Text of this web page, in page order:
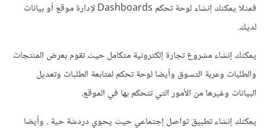
فمثلا يمكنك إنشاء لوحة تحكم Dashboards لإدارة موقع أو بيانات
لديك.
يمكنك إنشاء مشروع تجارة إلكترونية متكامل حيث تقوم بعرض المنتجات
والطلبات وعربة التسوق وأيضا لوحة تحكم لمتابعة الطلبات وتعديل
البيانات وغيرها من الأمور التي تتحكم بها في الموقع.
يمكنك إنشاء تطبيق تواصل إجتماعي حيث يحوي دردشة حية . وأيضا